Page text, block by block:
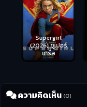
Supergirl
(2026) ซูเปอร์
เกิร์ล
ความคิดเห็น (0)